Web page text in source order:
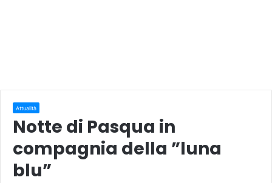
Attualità
Notte di Pasqua in
compagnia della ”luna
blu”